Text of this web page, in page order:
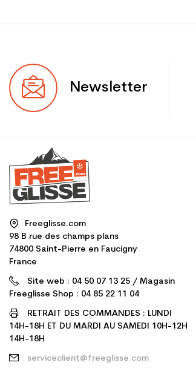
Newsletter
Freeglisse.com
98 B rue des champs plans
74800 Saint-Pierre en Faucigny
France
Site web : 04 50 07 13 25 / Magasin
Freeglisse Shop : 04 85 22 11 04
RETRAIT DES COMMANDES : LUNDI
14H-18H ET DU MARDI AU SAMEDI 10H-12H
14H-18H
serviceclient@freeglisse.com